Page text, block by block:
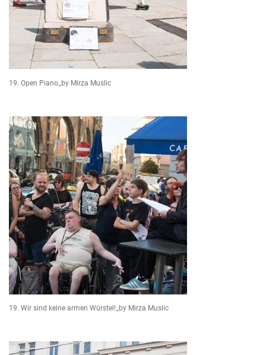
19. Open Piano_by Mirza Muslic
19. Wir sind keine armen Würstel!_by Mirza Muslic